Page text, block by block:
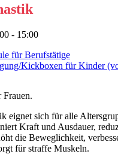
- 15:00
für Berufstätige
Kickboxen für Kinder
Frauen.
eignet sich für alle
Kraft und Ausdauer,
die Beweglichkeit,
für straffe Muskeln.